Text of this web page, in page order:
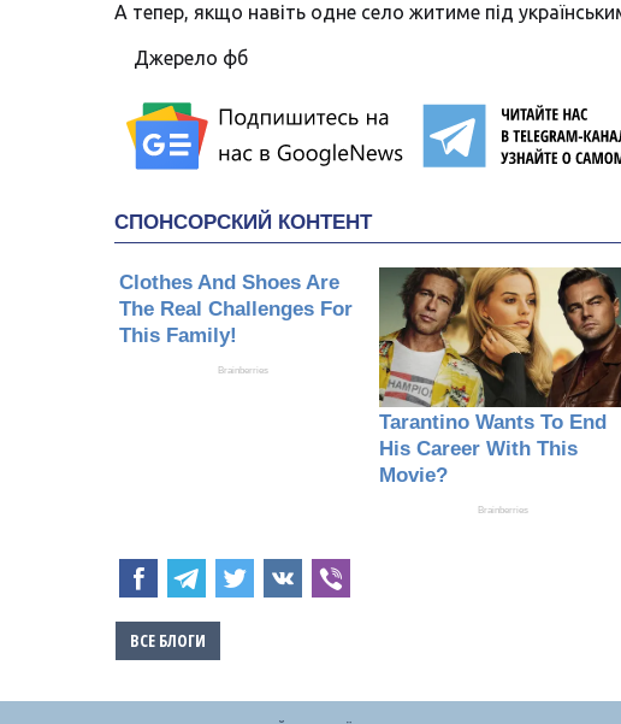
А тепер, якщо навіть одне село житиме під
Джерело фб
ВСЕ БЛОГИ